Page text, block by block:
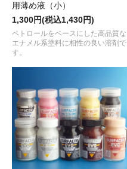
用薄め液（小）
1,300円(税込1,430円)
ペトロールをベースにした高品質な
エナメル系塗料に相性の良い溶剤で
す。